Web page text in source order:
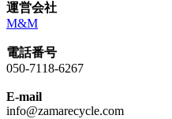
運営会社
M&M
電話番号
050-7118-6267
E-mail
info@zamarecycle.com